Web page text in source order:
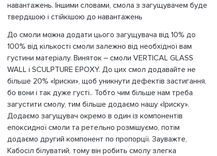
навантажень. Іншими словами, смола з загущувачем буде
твердішою і стійкішою до навантажень
До смоли можна додати цього загущувача від 10% до
100% від кількості смоли залежно від необхідної вам
густини матеріалу. Виняток – смоли VERTICAL GLASS
WALL i SCULPTURE EPOXY. До цих смол додавайте не
більше 20% «Іриски», щоб уникнути дефектів застигання,
бо вони і так дуже густі.. Тобто чим більше нам треба
загустити смолу, тим більше додаємо нашу «Іриску».
Додаємо загущувач окремо в один із компонентів
епоксидної смоли та ретельно розмішуємо, потім
додаємо другий компонент по пропорції. Зауважте,
Кабосіл білуватий, тому він робить смолу злегка